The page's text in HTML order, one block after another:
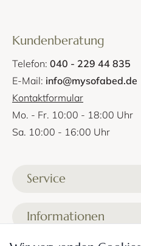
Kundenberatung
Telefon: 040 - 229 44 835
E-Mail: info@mysofabed.de
Kontaktformular
Mo. - Fr. 10:00 - 18:00 Uhr
Sa. 10:00 - 16:00 Uhr
Service
Liefer- und Versandkosten
Zahlungsmöglichkeiten
Informationen